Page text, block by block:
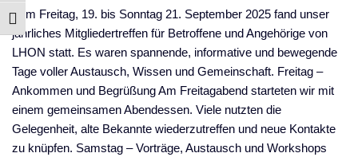
Schrift vergrößern
Vom Freitag, 19. bis Sonntag 21. September 2025 fand unser
jährliches Mitgliedertreffen für Betroffene und Angehörige von
LHON statt. Es waren spannende, informative und bewegende
Tage voller Austausch, Wissen und Gemeinschaft. Freitag –
Ankommen und Begrüßung Am Freitagabend starteten wir mit
einem gemeinsamen Abendessen. Viele nutzten die
Gelegenheit, alte Bekannte wiederzutreffen und neue Kontakte
zu knüpfen. Samstag – Vorträge, Austausch und Workshops